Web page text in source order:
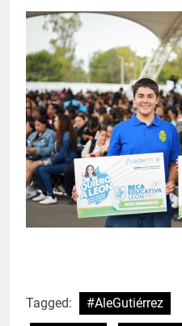
Tagged: #AleGutiérrez